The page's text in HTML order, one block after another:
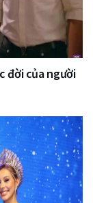
đời của người